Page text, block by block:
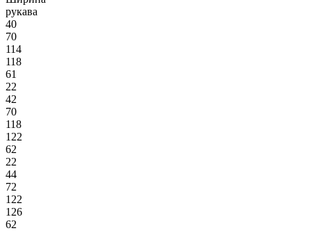
рукава
40
70
114
118
61
22
42
70
118
122
62
22
44
72
122
126
62